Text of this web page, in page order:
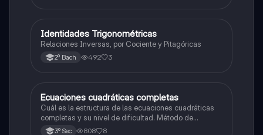
Matemáticas
Identidades Trigonométricas
Relaciones Inversas, por Cociente y Pitagóricas
2º Bach 492 3
Matemáticas
Ecuaciones cuadráticas completas
Cuál es la estructura de las ecuaciones cuadráticas
completas y su nivel de dificultad. Método de
solucion
3º Sec 808 8